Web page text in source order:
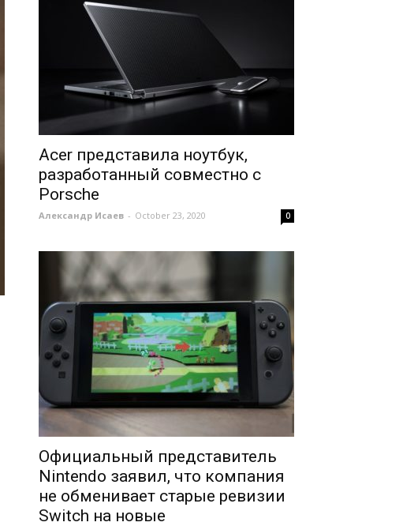
Acer представила ноутбук,
разработанный совместно с
Porsche
Александр Исаев - October 23, 2020 0
Официальный представитель
Nintendo заявил, что компания
не обменивает старые ревизии
Switch на новые